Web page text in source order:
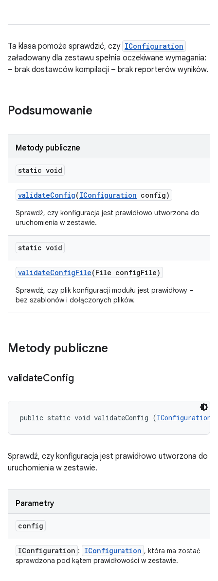
Ta klasa pomoże sprawdzić, czy IConfiguration
załadowany dla zestawu spełnia oczekiwane wymagania:
– brak dostawców kompilacji – brak reporterów wyników.
Podsumowanie
Metody publiczne
static void
validateConfig(IConfiguration config)
Sprawdź, czy konfiguracja jest prawidłowo utworzona do
uruchomienia w zestawie.
static void
validateConfigFile(File configFile)
Sprawdź, czy plik konfiguracji modułu jest prawidłowy –
bez szablonów i dołączonych plików.
Metody publiczne
validateConfig
public static void validateConfig (IConfiguration
Sprawdź, czy konfiguracja jest prawidłowo utworzona do
uruchomienia w zestawie.
Parametry
config
IConfiguration : IConfiguration , która ma zostać
sprawdzona pod kątem prawidłowości w zestawie.